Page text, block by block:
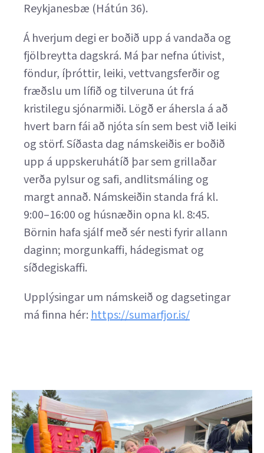
Reykjanesbæ (Hátún 36).
Á hverjum degi er boðið upp á vandaða og
fjölbreytta dagskrá. Má þar nefna útivist,
föndur, íþróttir, leiki, vettvangsferðir og
fræðslu um lífið og tilveruna út frá
kristilegu sjónarmiði. Lögð er áhersla á að
hvert barn fái að njóta sín sem best við leiki
og störf. Síðasta dag námskeiðis er boðið
upp á uppskeruhátíð þar sem grillaðar
verða pylsur og safi, andlitsmáling og
margt annað. Námskeiðin standa frá kl.
9:00–16:00 og húsnæðin opna kl. 8:45.
Börnin hafa sjálf með sér nesti fyrir allann
daginn; morgunkaffi, hádegismat og
síðdegiskaffi.
Upplýsingar um námskeið og dagsetingar
má finna hér:https://sumarfjor.is/